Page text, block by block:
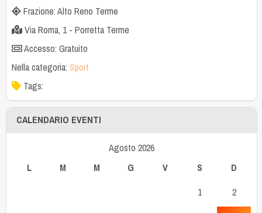
Frazione: Alto Reno Terme
Via Roma, 1 - Porretta Terme
Accesso: Gratuito
Nella categoria: Sport
Tags:
CALENDARIO EVENTI
Agosto 2026
L
M M G V S D
1 2